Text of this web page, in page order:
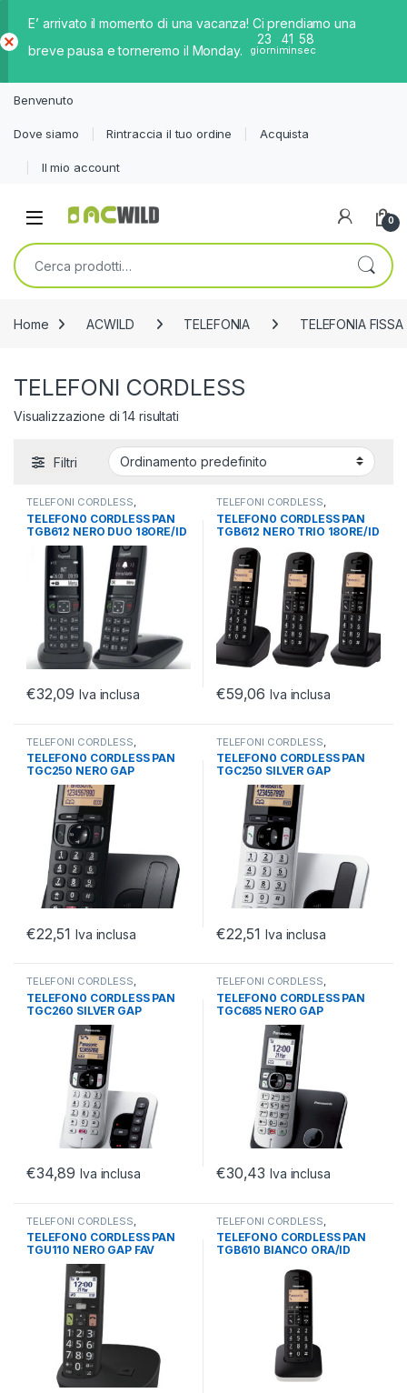
E’ arrivato il momento di una vacanza! Ci prendiamo una
breve pausa e torneremo il Monday.
23
giorni
41
min
58
sec
iud
Benvenuto
Dove siamo Rintraccia il tuo ordine Acquista
Il mio account
0
Cerca:
Home ACWILD TELEFONIA TELEFONIA FISSA
TELEFONI CORDLESS
Visualizzazione di 14 risultati
Filtri
TELEFONI CORDLESS,
TELEFONIA, TELEFONIA FISSA
TELEFON0 CORDLESS PAN
TGB612 NERO DUO 18ORE/ID
CHI./RUBRICA 50 NUM.
€32,09 Iva inclusa
TELEFONI CORDLESS,
TELEFONIA, TELEFONIA FISSA
TELEFON0 CORDLESS PAN
TGB612 NERO TRIO 18ORE/ID
€59,06 Iva inclusa
TELEFONI CORDLESS
TELEFONIA, TELEFONIA FISSA
TELEFON0 CORDLESS PAN
TGC250 NERO GAP
VIVAV/16ORE/ID
CHI./RUBRICA 50N
€22,51 Iva inclusa
TELEFONI CORDLESS
TELEFONIA, TELEFONIA FISSA
TELEFON0 CORDLESS PAN
TGC250 SILVER GAP
VIVAV/16ORE/ID
CHI./RUBRICA 50N
€22,51 Iva inclusa
TELEFONI CORDLESS,
TELEFONIA, TELEFONIA FISSA
TELEFON0 CORDLESS PAN
TGC260 SILVER GAP
VIVAV/SEGRETERIA/16 ORE.
€34,89 Iva inclusa
TELEFONI CORDLESS,
TELEFONIA, TELEFONIA FISSA
TELEFON0 CORDLESS PAN
TGC685 NERO GAP
VIVAV/LCD 1.8/RUBRICA
€30,43 Iva inclusa
TELEFONI CORDLESS
TELEFONIA, TELEFONIA FISSA
TELEFON0 CORDLESS PAN
TGU110 NERO GAP FAV
KEY/LCD 1.8/EASY USE
TELEFONI CORDLESS
TELEFONIA, TELEFONIA FISSA
TELEFONO CORDLESS PAN
TGB610 BIANCO ORA/ID